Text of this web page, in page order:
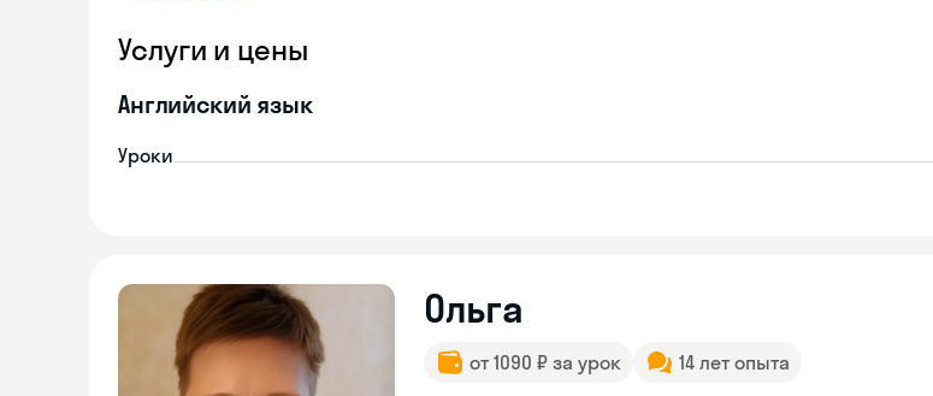
Услуги и цены
Английский язык
Уроки
Ольга
от 1090 ₽ за урок 14 лет опыта